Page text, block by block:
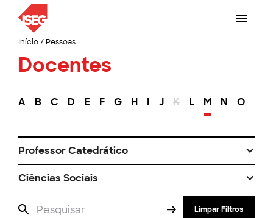
Início/ Pessoas
Docentes
A B C D E F G H I J K L M N O
Professor Catedrático
Ciências Sociais
Limpar Filtros